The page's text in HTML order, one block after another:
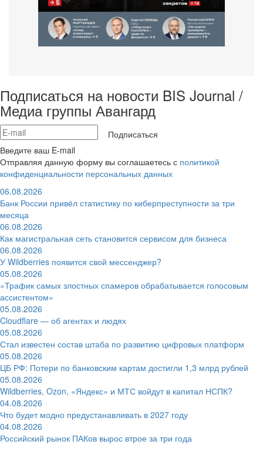
Подписаться на новости BIS Journal /
Медиа группы Авангард
Подписаться
Введите ваш E-mail
Отправляя данную форму вы соглашаетесь с политикой
конфиденциальности персональных данных
06.08.2026
Банк России привёл статистику по киберпреступности за три
месяца
06.08.2026
Как магистральная сеть становится сервисом для бизнеса
06.08.2026
У Wildberries появится свой мессенджер?
05.08.2026
«Трафик самых злостных спамеров обрабатывается голосовым
ассистентом»
05.08.2026
Cloudflare — об агентах и людях
05.08.2026
Стал известен состав штаба по развитию цифровых платформ
05.08.2026
ЦБ РФ: Потери по банковским картам достигли 1,3 млрд рублей
05.08.2026
Wildberries, Ozon, «Яндекс» и МТС войдут в капитал НСПК?
04.08.2026
Что будет модно предустанавливать в 2027 году
04.08.2026
Российский рынок ПАКов вырос втрое за три года